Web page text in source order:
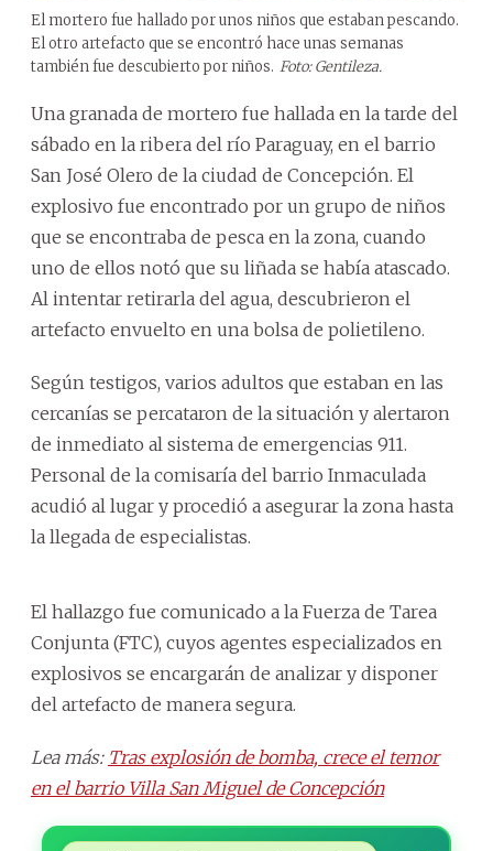
El mortero fue hallado por unos niños que estaban pescando.
El otro artefacto que se encontró hace unas semanas
también fue descubierto por niños. Foto: Gentileza.
Una granada de mortero fue hallada en la tarde del
sábado en la ribera del río Paraguay, en el barrio
San José Olero de la ciudad de Concepción. El
explosivo fue encontrado por un grupo de niños
que se encontraba de pesca en la zona, cuando
uno de ellos notó que su liñada se había atascado.
Al intentar retirarla del agua, descubrieron el
artefacto envuelto en una bolsa de polietileno.
Según testigos, varios adultos que estaban en las
cercanías se percataron de la situación y alertaron
de inmediato al sistema de emergencias 911.
Personal de la comisaría del barrio Inmaculada
acudió al lugar y procedió a asegurar la zona hasta
la llegada de especialistas.
El hallazgo fue comunicado a la Fuerza de Tarea
Conjunta (FTC), cuyos agentes especializados en
explosivos se encargarán de analizar y disponer
del artefacto de manera segura.
Lea más: Tras explosión de bomba, crece el temor
en el barrio Villa San Miguel de Concepción